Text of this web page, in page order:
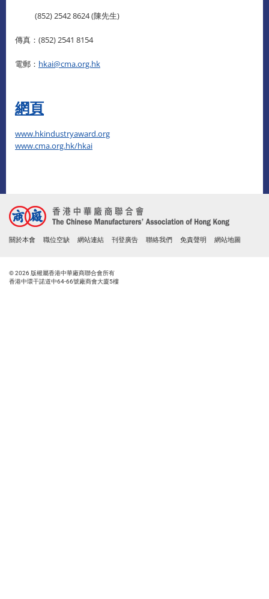
(852) 2542 8624 (陳先生)
傳真：(852) 2541 8154
電郵： hkai@cma.org.hk
網頁
www.hkindustryaward.org
www.cma.org.hk/hkai
關於本會 職位空缺 網站連結 刊登廣告 聯絡我們 免責聲明 網站地圖
© 2026 版權屬香港中華廠商聯合會所有
香港中環干諾道中64-66號廠商會大廈5樓